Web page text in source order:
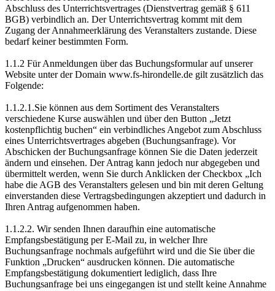
Abschluss des Unterrichtsvertrages (Dienstvertrag gemäß § 611
BGB) verbindlich an. Der Unterrichtsvertrag kommt mit dem
Zugang der Annahmeerklärung des Veranstalters zustande. Diese
bedarf keiner bestimmten Form.
1.1.2 Für Anmeldungen über das Buchungsformular auf unserer
Website unter der Domain www.fs-hirondelle.de gilt zusätzlich das
Folgende:
1.1.2.1.Sie können aus dem Sortiment des Veranstalters
verschiedene Kurse auswählen und über den Button „Jetzt
kostenpflichtig buchen“ ein verbindliches Angebot zum Abschluss
eines Unterrichtsvertrages abgeben (Buchungsanfrage). Vor
Abschicken der Buchungsanfrage können Sie die Daten jederzeit
ändern und einsehen. Der Antrag kann jedoch nur abgegeben und
übermittelt werden, wenn Sie durch Anklicken der Checkbox „Ich
habe die AGB des Veranstalters gelesen und bin mit deren Geltung
einverstanden diese Vertragsbedingungen akzeptiert und dadurch in
Ihren Antrag aufgenommen haben.
1.1.2.2. Wir senden Ihnen daraufhin eine automatische
Empfangsbestätigung per E-Mail zu, in welcher Ihre
Buchungsanfrage nochmals aufgeführt wird und die Sie über die
Funktion „Drucken“ ausdrucken können. Die automatische
Empfangsbestätigung dokumentiert lediglich, dass Ihre
Buchungsanfrage bei uns eingegangen ist und stellt keine Annahme